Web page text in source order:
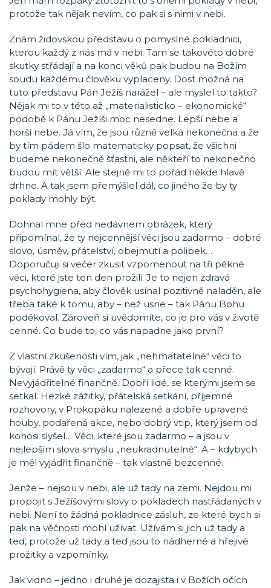
protože tak nějak nevím, co pak si s nimi v nebi.
Znám židovskou představu o pomyslné pokladnici,
kterou každý z nás má v nebi. Tam se takovéto dobré
skutky střádají a na konci věků pak budou na Božím
soudu každému člověku vyplaceny. Dost možná na
tuto představu Pán Ježíš narážel – ale myslel to takto?
Nějak mi to v této až „materialisticko – ekonomické“
podobě k Pánu Ježíši moc nesedne. Lepší nebe a
horší nebe. Já vím, že jsou různě velká nekonečna a že
by tím pádem šlo matematicky popsat, že všichni
budeme nekonečně šťastni, ale někteří to nekonečno
budou mít větší. Ale stejně mi to pořád někde hlavě
drhne. A tak jsem přemýšlel dál, co jiného že by ty
poklady mohly být.
Dohnal mne před nedávnem obrázek, který
připomínal, že ty nejcennější věci jsou zadarmo – dobré
slovo, úsměv, přátelství, obejmutí a polibek…
Doporučuji si večer zkusit vzpomenout na tři pěkné
věci, které jste ten den prožili. Je to nejen zdravá
psychohygiena, aby člověk usínal pozitivně naladěn, ale
třeba také k tomu, aby – než usne – tak Pánu Bohu
poděkoval. Zároveň si uvědomíte, co je pro vás v životě
cenné. Co bude to, co vás napadne jako první?
Z vlastní zkušenosti vím, jak „nehmatatelné“ věci to
bývají. Právě ty věci „zadarmo“ a přece tak cenné.
Nevyjádřitelné finančně. Dobří lidé, se kterými jsem se
setkal. Hezké zážitky, přátelská setkání, příjemné
rozhovory, v Prokopáku nalezené a dobře upravené
houby, podařená akce, nebo dobrý vtip, který jsem od
kohosi slyšel… Věci, které jsou zadarmo – a jsou v
nejlepším slova smyslu „neukradnutelné“. A – kdybych
je měl vyjádřit finančně – tak vlastně bezcenné.
Jenže – nejsou v nebi, ale už tady na zemi. Nejdou mi
propojit s Ježíšovými slovy o pokladech nastřádaných v
nebi. Není to žádná pokladnice zásluh, ze které bych si
pak na věčnosti mohl užívat. Užívám si jich už tady a
teď, protože už tady a teď jsou to nádherné a hřejivé
prožitky a vzpomínky.
Jak vidno – jedno i druhé je dozajista i v Božích očích